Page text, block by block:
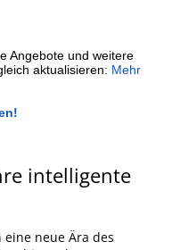
Angebote und weitere
aktualisieren: Mehr
intelligente
neue Ära des